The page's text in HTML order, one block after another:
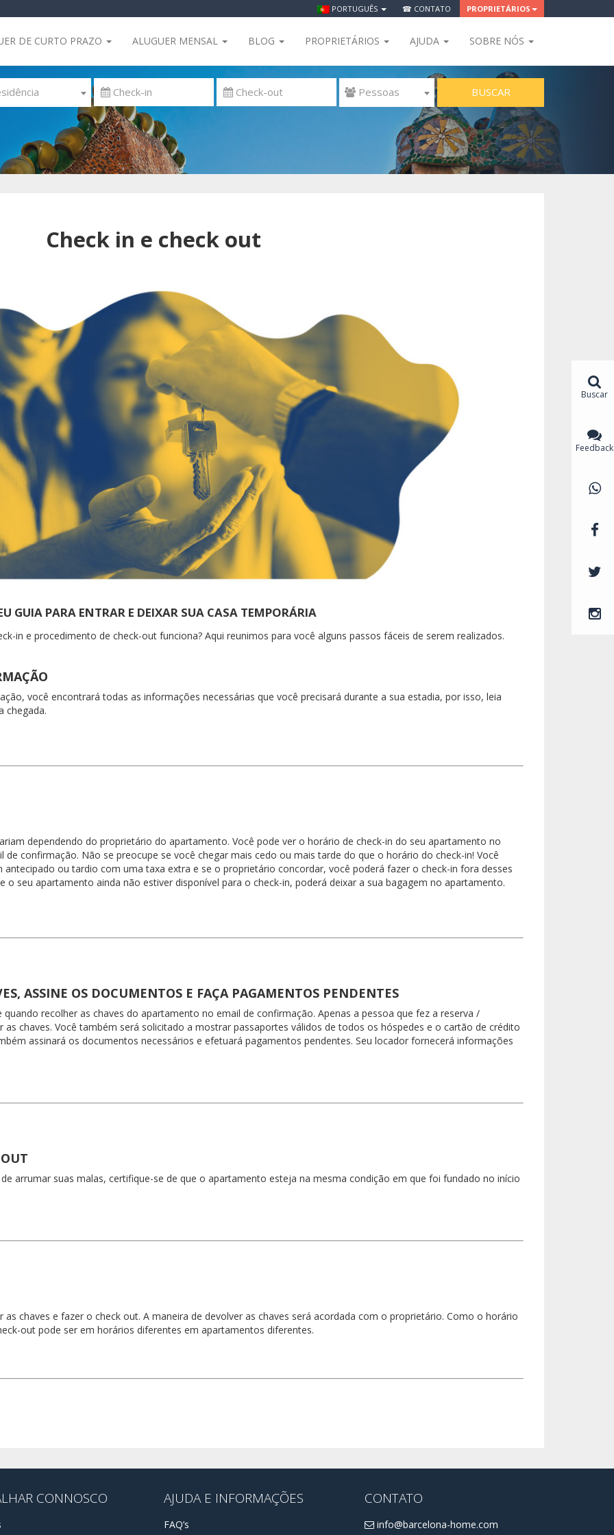
PORTUGUÊS ☎ CONTATO PROPRIETÁRIOS
DE CURTO PRAZO ALUGUER MENSAL BLOG PROPRIETÁRIOS AJUDA SOBRE NÓS
 Pessoas BUSCAR
Check in e check out
GUIA PARA ENTRAR E DEIXAR SUA CASA TEMPORÁRIA
in e procedimento de check-out funciona? Aqui reunimos para você alguns passos fáceis de serem realizados.
você encontrará todas as informações necessárias que você precisará durante a sua estadia, por isso, leia
chegada.
dependendo do proprietário do apartamento. Você pode ver o horário de check-in do seu apartamento no
de confirmação. Não se preocupe se você chegar mais cedo ou mais tarde do que o horário do check-in! Você
antecipado ou tardio com uma taxa extra e se o proprietário concordar, você poderá fazer o check-in fora desses
o seu apartamento ainda não estiver disponível para o check-in, poderá deixar a sua bagagem no apartamento.
ASSINE OS DOCUMENTOS E FAÇA PAGAMENTOS PENDENTES
recolher as chaves do apartamento no email de confirmação. Apenas a pessoa que fez a reserva /
as chaves. Você também será solicitado a mostrar passaportes válidos de todos os hóspedes e o cartão de crédito
assinará os documentos necessários e efetuará pagamentos pendentes. Seu locador fornecerá informações
arrumar suas malas, certifique-se de que o apartamento esteja na mesma condição em que foi fundado no início
as chaves e fazer o check out. A maneira de devolver as chaves será acordada com o proprietário. Como o horário
out pode ser em horários diferentes em apartamentos diferentes.
CONNOSCO AJUDA E INFORMAÇÕES
FAQ’s
CONTATO
info@barcelona-home.com
Buscar
Feedback